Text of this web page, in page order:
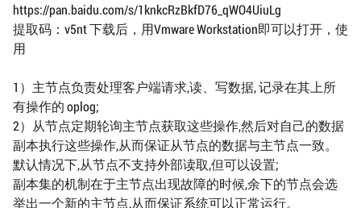
https://pan.baidu.com/s/1knkcRzBkfD76_qWO4UiuLg
提取码：v5nt 下载后，用Vmware Workstation即可以打开，使
用
1）主节点负责处理客户端请求,读、写数据, 记录在其上所
有操作的 oplog;
2）从节点定期轮询主节点获取这些操作,然后对自己的数据
副本执行这些操作,从而保证从节点的数据与主节点一致。
默认情况下,从节点不支持外部读取,但可以设置;
副本集的机制在于主节点出现故障的时候,余下的节点会选
举出一个新的主节点,从而保证系统可以正常运行。